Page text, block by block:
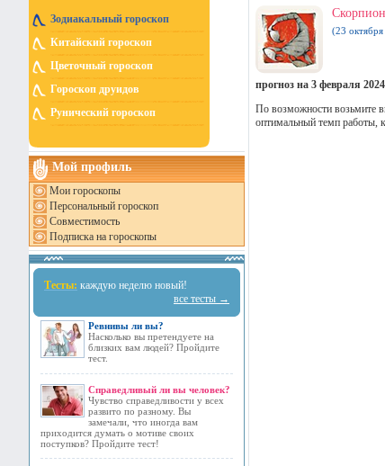
Зодиакальный гороскоп
Китайский гороскоп
Цветочный гороскоп
Гороскоп друидов
Рунический гороскоп
Мой профиль
Мои гороскопы
Персональный гороскоп
Совместимость
Подписка на гороскопы
Тесты: каждую неделю новый!
все тесты →
Ревнивы ли вы?
Насколько вы претендуете на
близких вам людей? Пройдите
тест.
Справедливый ли вы человек?
Чувство справедливости у всех
развито по разному. Вы
замечали, что иногда вам
приходится думать о мотиве своих
поступков? Пройдите тест!
Скорпион
(23
прогноз на 3 февраля 2024
По возможности возьмите
оптимальный темп работы,